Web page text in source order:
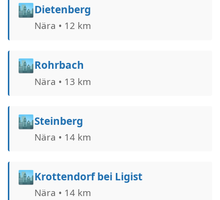
🏙️Dietenberg
Nära • 12 km
🏙️Rohrbach
Nära • 13 km
🏙️Steinberg
Nära • 14 km
🏙️Krottendorf bei Ligist
Nära • 14 km